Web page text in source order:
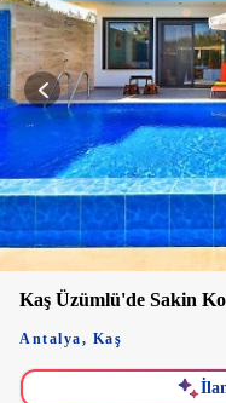
Kaş Üzümlü'de Sakin
Antalya, Kaş